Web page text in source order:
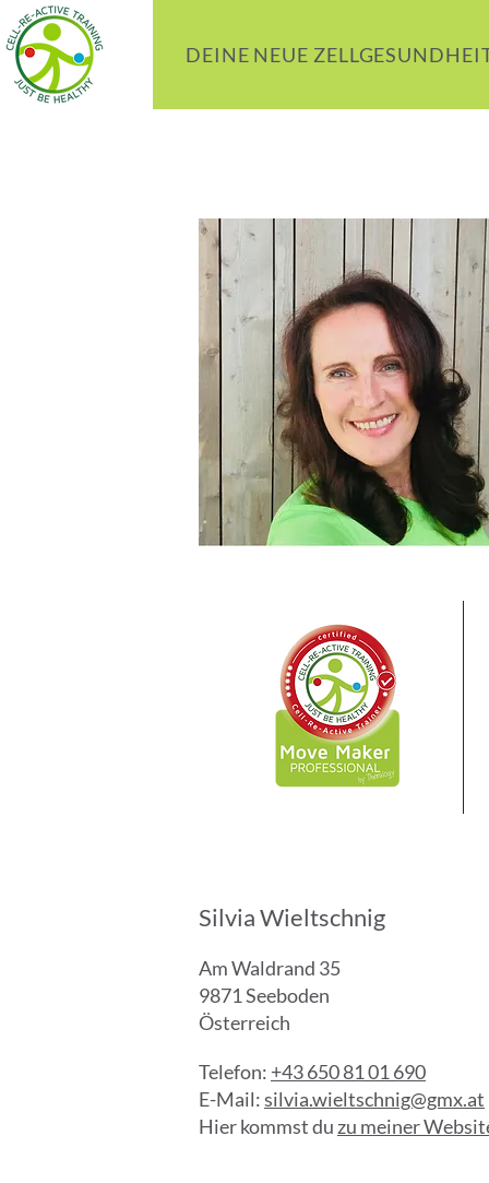
DEINE NEUE
Silvia Wieltschnig
Am Waldrand 35
9871 Seeboden
Österreich
Telefon: +43 650 81 01 690
E-Mail:silvia.wieltschnig@gmx.at
Hier kommst du zu meiner